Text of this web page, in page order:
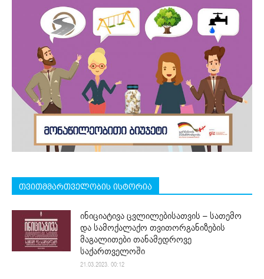
თვითმმართველობის ისტორია
ინიციატივა ცვლილებისათვის – სათემო
და სამოქალაქო თვითორგანიზების
მაგალითები თანამედროვე
საქართველოში
21.03.2023. 00:12